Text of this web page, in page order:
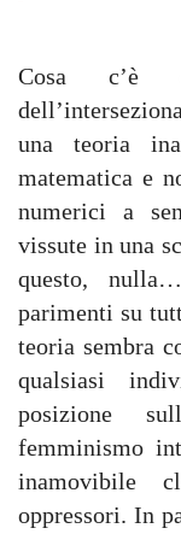
Cosa c’è
una teoria
matematica e
numerici a
vissute in una
questo,
parimenti su
teoria sembra
qualsiasi
posizione
femminismo
inamovibile
oppressori. In